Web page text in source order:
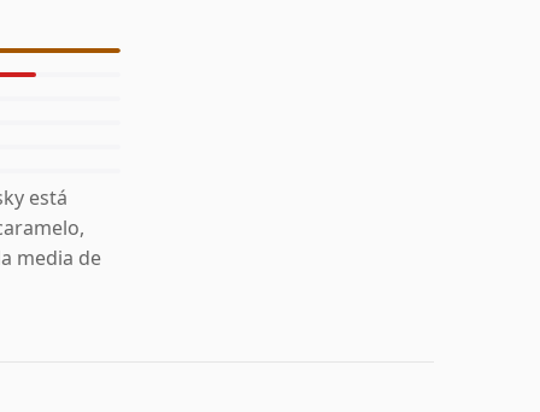
está
media de